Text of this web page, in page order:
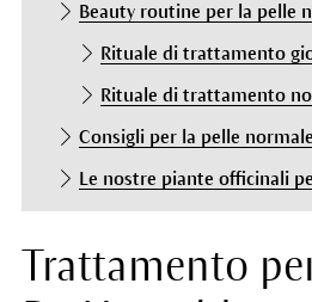
Beauty routine per la pelle
Rituale di trattamento
Rituale di trattamento
Consigli per la pelle normale
Le nostre piante officinali
Trattamento